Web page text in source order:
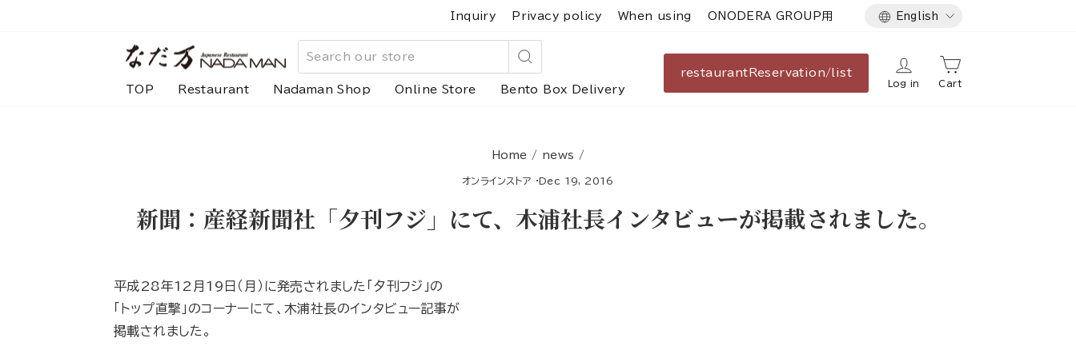
Inquiry Privacy policy When using ONODERA GROUP用 Language
English
Search
TOP Restaurant Nadaman Shop Online Store Bento Box Delivery
restaurant Reservation/list
Log in Cart
Home / news /
オンラインストア ·Dec 19, 2016
新聞：産経新聞社「夕刊フジ」にて、木浦社長インタビューが掲載されました。
平成28年12月19日（月）に発売されました「夕刊フジ」の
「トップ直撃」のコーナーにて、木浦社長のインタビュー記事が
掲載されました。